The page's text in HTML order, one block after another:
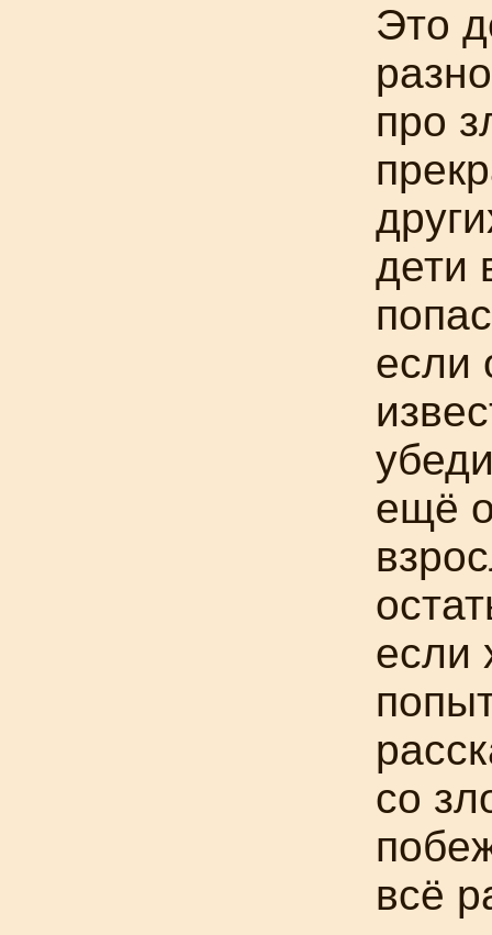
Это
про
дети
если
ещё
если
со
всё